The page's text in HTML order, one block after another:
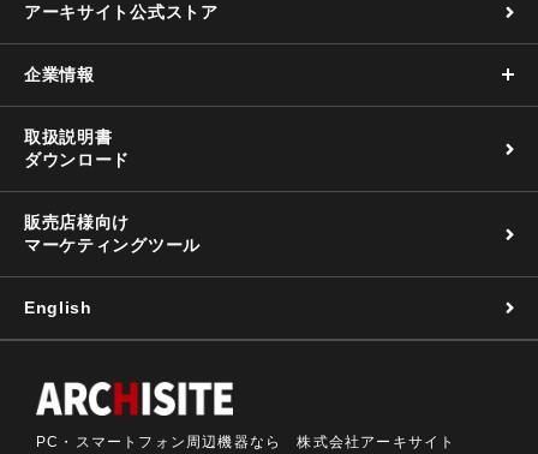
アーキサイト公式ストア
企業情報
取扱説明書
ダウンロード
販売店様向け
マーケティングツール
English
PC・スマートフォン周辺機器なら 株式会社アーキサイト